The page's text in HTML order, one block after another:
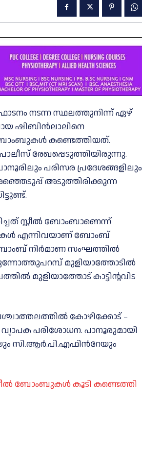
നടന്ന സ്ഥലത്തുനിന്ന് ഏഴ്
ഷിബിന്‍ലാലിനെ
കണ്ടെത്തിയത്.
രേഖപ്പെടുത്തിയിരുന്നു.
പരിസര പ്രദേശങ്ങളിലും
അടുത്തിരിക്കുന്ന
സ്റ്റീൽ ബോംബാണെന്ന്
എന്നിവയാണ് ബോംബ്
നിർമാണ സംഘത്തിൽ
മുളിയാത്തോടില്‍
മുളിയാത്തോട് കാട്ടിന്റവിട
കോഴിക്കോട് –
പരിശോധന. പാനൂരുമായി
സി.ആർ.പി.എഫിന്‍റേയും
ബോംബുകൾ കൂടി കണ്ടെത്തി